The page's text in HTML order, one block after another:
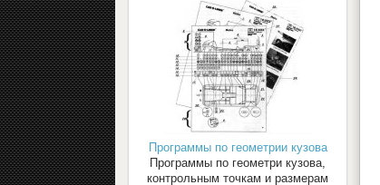
Программы по геометрии кузова
Программы по геометри кузова,
контрольным точкам и размерам